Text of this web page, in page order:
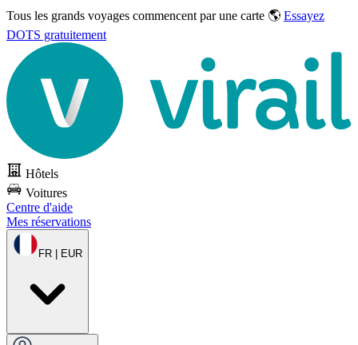
Tous les grands voyages commencent par une carte 🌎 Essayez
DOTS gratuitement
Hôtels
Voitures
Centre d'aide
Mes réservations
FR | EUR